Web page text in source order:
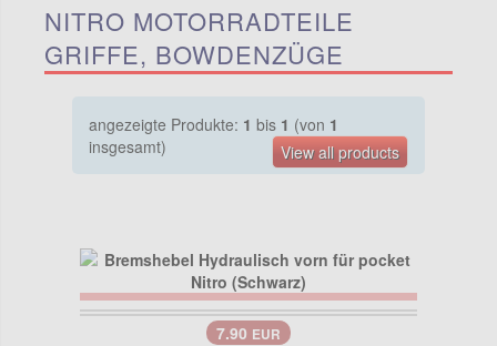
Griffe, Bowdenzüge
NITRO MOTORRADTEILE
GRIFFE, BOWDENZÜGE
angezeigte Produkte: 1 bis 1 (von 1
insgesamt)
View all products
7.90 EUR